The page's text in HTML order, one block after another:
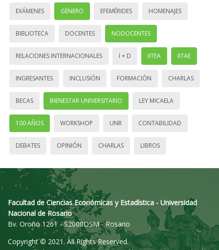
EXÁMENES GÉNERO EFEMÉRIDES HOMENAJES
BIBLIOTECA DOCENTES NODOCENTES
RELACIONES INTERNACIONALES I + D IITEA IITAE
INGRESANTES INCLUSIÓN FORMACIÓN CHARLAS
BECAS BIENESTAR UNIVERSITARIO LEY MICAELA
100 AÑOS WORKSHOP UNR CONTABILIDAD
DEBATES OPINIÓN CHARLAS LIBROS
Facultad de Ciencias Económicas y Estadística - Universidad
Nacional de Rosario
Bv. Oroño 1261 - S2000DSM - Rosario
Copyright © 2021. All Rights Reserved.